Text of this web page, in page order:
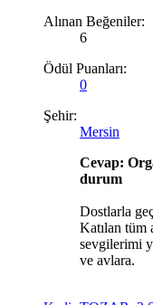
Alınan Beğeniler:
6
Ödül Puanları:
0
Şehir:
Mersin
Cevap:
durum
Dostlarla
Katılan tüm
sevgilerimi
ve avlara.